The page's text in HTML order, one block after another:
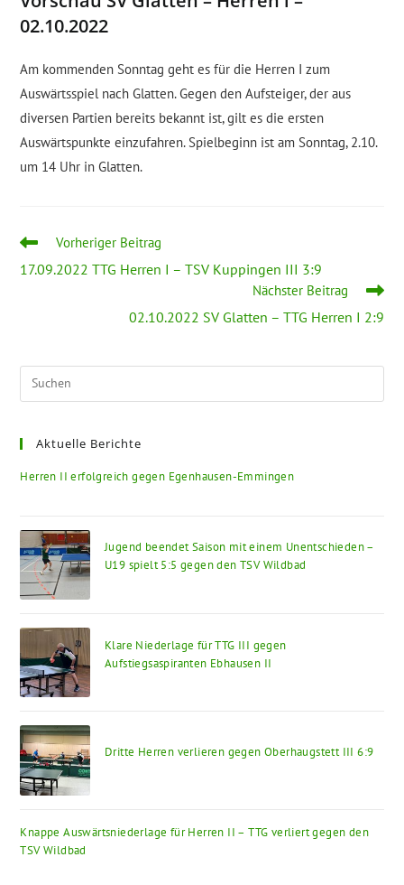
02.10.2022
Am kommenden Sonntag geht es für die Herren I zum
Auswärtsspiel nach Glatten. Gegen den Aufsteiger, der aus
diversen Partien bereits bekannt ist, gilt es die ersten
Auswärtspunkte einzufahren. Spielbeginn ist am Sonntag, 2.10.
um 14 Uhr in Glatten.
Weitere
ansehen
Vorheriger Beitrag
17.09.2022 TTG Herren I – TSV Kuppingen III 3:9
Nächster Beitrag
02.10.2022 SV Glatten – TTG Herren I 2:9
Aktuelle Berichte
Herren II erfolgreich gegen Egenhausen-Emmingen
Jugend beendet Saison mit einem Unentschieden –
U19 spielt 5:5 gegen den TSV Wildbad
Klare Niederlage für TTG III gegen
Aufstiegsaspiranten Ebhausen II
Dritte Herren verlieren gegen Oberhaugstett III 6:9
Knappe Auswärtsniederlage für Herren II – TTG verliert gegen den
TSV Wildbad